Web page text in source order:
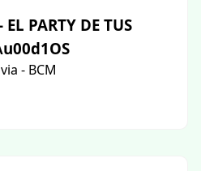
PARTY DE TUS
- BCM